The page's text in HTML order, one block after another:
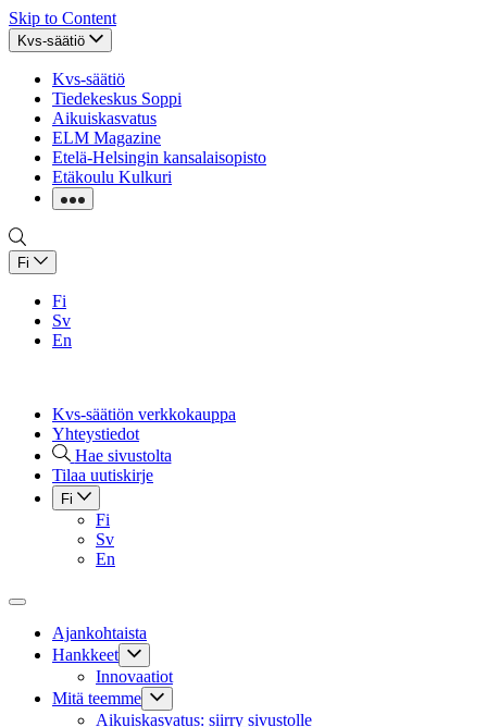
Skip to Content
Kvs-säätiö
Kvs-säätiö
Tiedekeskus Soppi
Aikuiskasvatus
ELM Magazine
Etelä-Helsingin kansalaisopisto
Etäkoulu Kulkuri
Fi
Fi
Sv
En
Kvs-säätiön verkkokauppa
Yhteystiedot
Hae sivustolta
Tilaa uutiskirje
Fi
Fi
Sv
En
Ajankohtaista
Hankkeet
Innovaatiot
Mitä teemme
Aikuiskasvatus: siirry sivustolle